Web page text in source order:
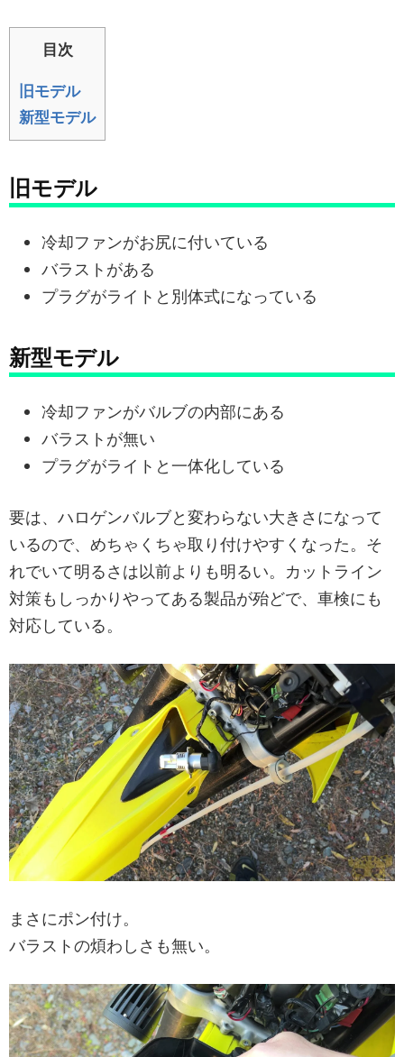
目次
旧モデル
新型モデル
旧モデル
冷却ファンがお尻に付いている
バラストがある
プラグがライトと別体式になっている
新型モデル
冷却ファンがバルブの内部にある
バラストが無い
プラグがライトと一体化している
要は、ハロゲンバルブと変わらない大きさになって
いるので、めちゃくちゃ取り付けやすくなった。そ
れでいて明るさは以前よりも明るい。カットライン
対策もしっかりやってある製品が殆どで、車検にも
対応している。
まさにポン付け。
バラストの煩わしさも無い。